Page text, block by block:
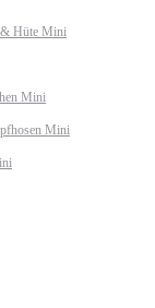
Hüte Mini
Mini
Mini